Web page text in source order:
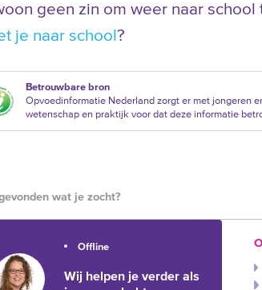
geen zin om weer naar school
je naar school ?
Betrouwbare bron
Opvoedinformatie Nederland zorgt er met jongeren
wetenschap en praktijk voor dat deze informatie
wat je zocht?
Offline
Wij helpen je verder als